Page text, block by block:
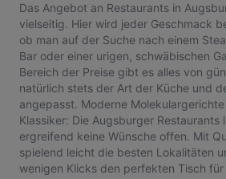
Das Angebot an Restaurants in
vielseitig. Hier wird jeder Geschmack
ob man auf der Suche nach einem
Bar oder einer urigen, schwäbischen
Bereich der Preise gibt es alles von
natürlich stets der Art der Küche und
angepasst. Moderne
Klassiker: Die Augsburger Restaurants
ergreifend keine Wünsche offen. Mit
spielend leicht die besten Lokalitäten
wenigen Klicks den perfekten Tisch für